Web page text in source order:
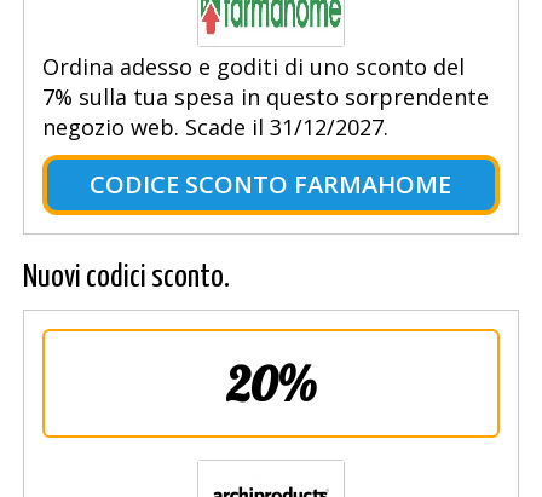
Ordina adesso e goditi di uno sconto del
7% sulla tua spesa in questo sorprendente
negozio web. Scade il 31/12/2027.
CODICE SCONTO FARMAHOME
Nuovi codici sconto.
20%